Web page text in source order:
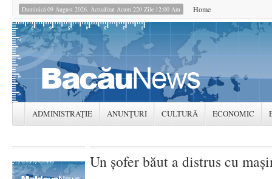
Duminică 09 August 2026, Actualizat Acum 220 Zile 12:00 Am Home
ADMINISTRAȚIE ANUNȚURI CULTURĂ ECONOMIC
Un şofer băut a distrus cu